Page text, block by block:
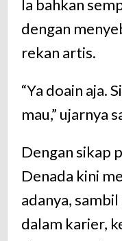
Ia bahkan
dengan
rekan artis.
“Ya doain aja.
mau,” ujarnya
Dengan sikap
Denada kini
adanya,
dalam karier,